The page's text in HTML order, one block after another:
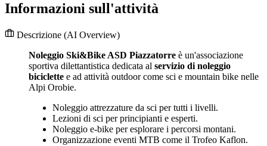
Informazioni sull'attività
Descrizione (AI Overview)
Noleggio Ski&Bike ASD Piazzatorre è un'associazione
sportiva dilettantistica dedicata al servizio di noleggio
biciclette e ad attività outdoor come sci e mountain bike nelle
Alpi Orobie.
Noleggio attrezzature da sci per tutti i livelli.
Lezioni di sci per principianti e esperti.
Noleggio e-bike per esplorare i percorsi montani.
Organizzazione eventi MTB come il Trofeo Kaflon.